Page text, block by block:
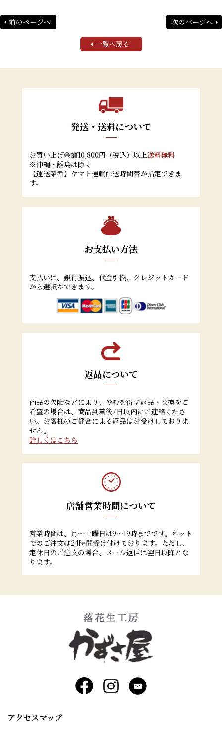
前のページへ 次のページへ
一覧へ戻る
発送・送料について
お買い上げ金額10,800円（税込）以上送料無料
※沖縄・離島は除く
【運送業者】ヤマト運輸配送時間帯が指定できま
す。
お支払い方法
支払いは、銀行振込、代金引換、クレジットカード
から選択ができます。
返品について
商品の欠陥などにより、やむを得ず返品・交換をご
希望の場合は、商品到着後7日以内にご連絡くださ
い。お客様のご都合による返品はお受けしておりま
せん。
詳しくはこちら
店舗営業時間について
営業時間は、月～土曜日は9～19時までです。ネット
でのご注文は24時間受け付けております。ただし、
定休日のご注文の場合、メール返信は翌日以降とな
ります。
アクセスマップ